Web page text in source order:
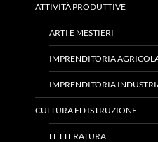
ATTIVITÀ PRODUTTIVE
ARTI E MESTIERI
IMPRENDITORIA
IMPRENDITORIA
CULTURA ED ISTRUZIONE
LETTERATURA